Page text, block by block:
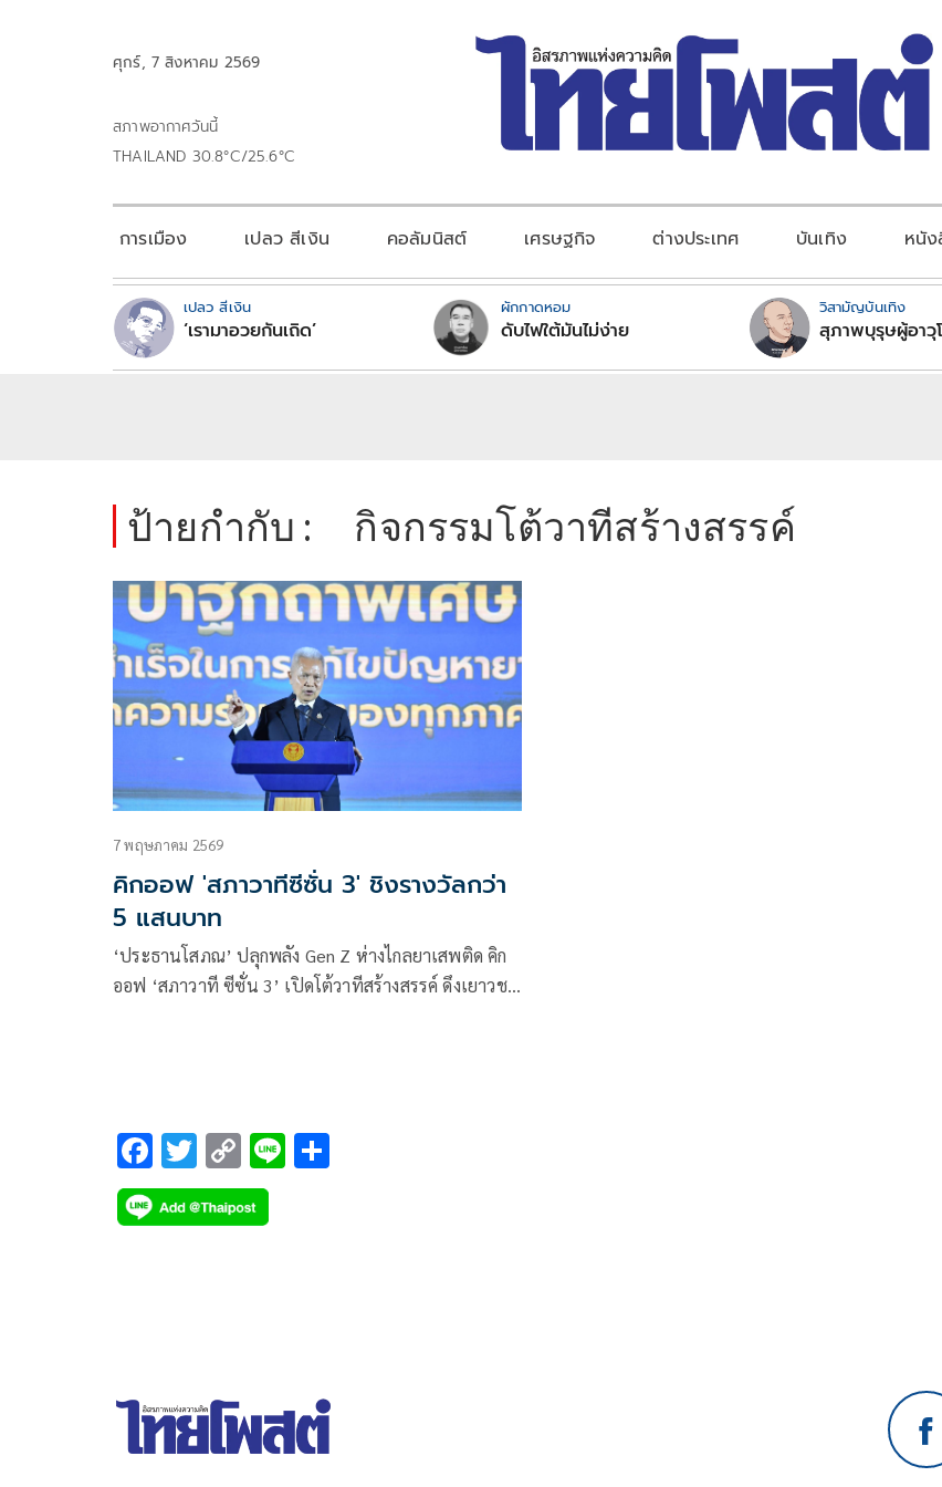
ศุกร์, 7 สิงหาคม 2569
สภาพอากาศวันนี้
THAILAND 30.8°C/25.6°C
การเมือง เปลว สีเงิน คอลัมนิสต์ เศรษฐกิจ ต่างประเทศ บันเทิง หนั
เปลว สีเงิน
‘เรามาอวยกันเถิด’
ผักกาดหอม
ดับไฟใต้มันไม่ง่าย
วิสามัญบันเทิง
สุภาพบุรุษผู้อาวุ
ป้ายกำกับ : กิจกรรมโต้วาทีสร้างสรรค์
7 พฤษภาคม 2569
คิกออฟ 'สภาวาทีซีซั่น 3' ชิงรางวัลกว่า
5 แสนบาท
‘ประธานโสภณ’ ปลุกพลัง Gen Z ห่างไกลยาเสพติด คิก
ออฟ ‘สภาวาที ซีซั่น 3’ เปิดโต้วาทีสร้างสรรค์ ดึงเยาวชน
F
ac
e
T
wi
tt
C
o
p
Li